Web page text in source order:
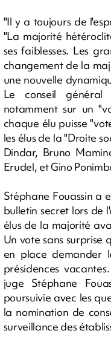
"Il y a toujours de
"La majorité
ses faiblesses. Les
changement de la
une nouvelle
Le conseil
notamment sur un
chaque élu puisse
les élus de la "Droite
Dindar, Bruno
Erudel, et Gino
Stéphane Fouassin a
bulletin secret lors de
élus de la majorité
Un vote sans surprise
en place demander
présidences
juge Stéphane
poursuivie avec les
la nomination de
surveillance des